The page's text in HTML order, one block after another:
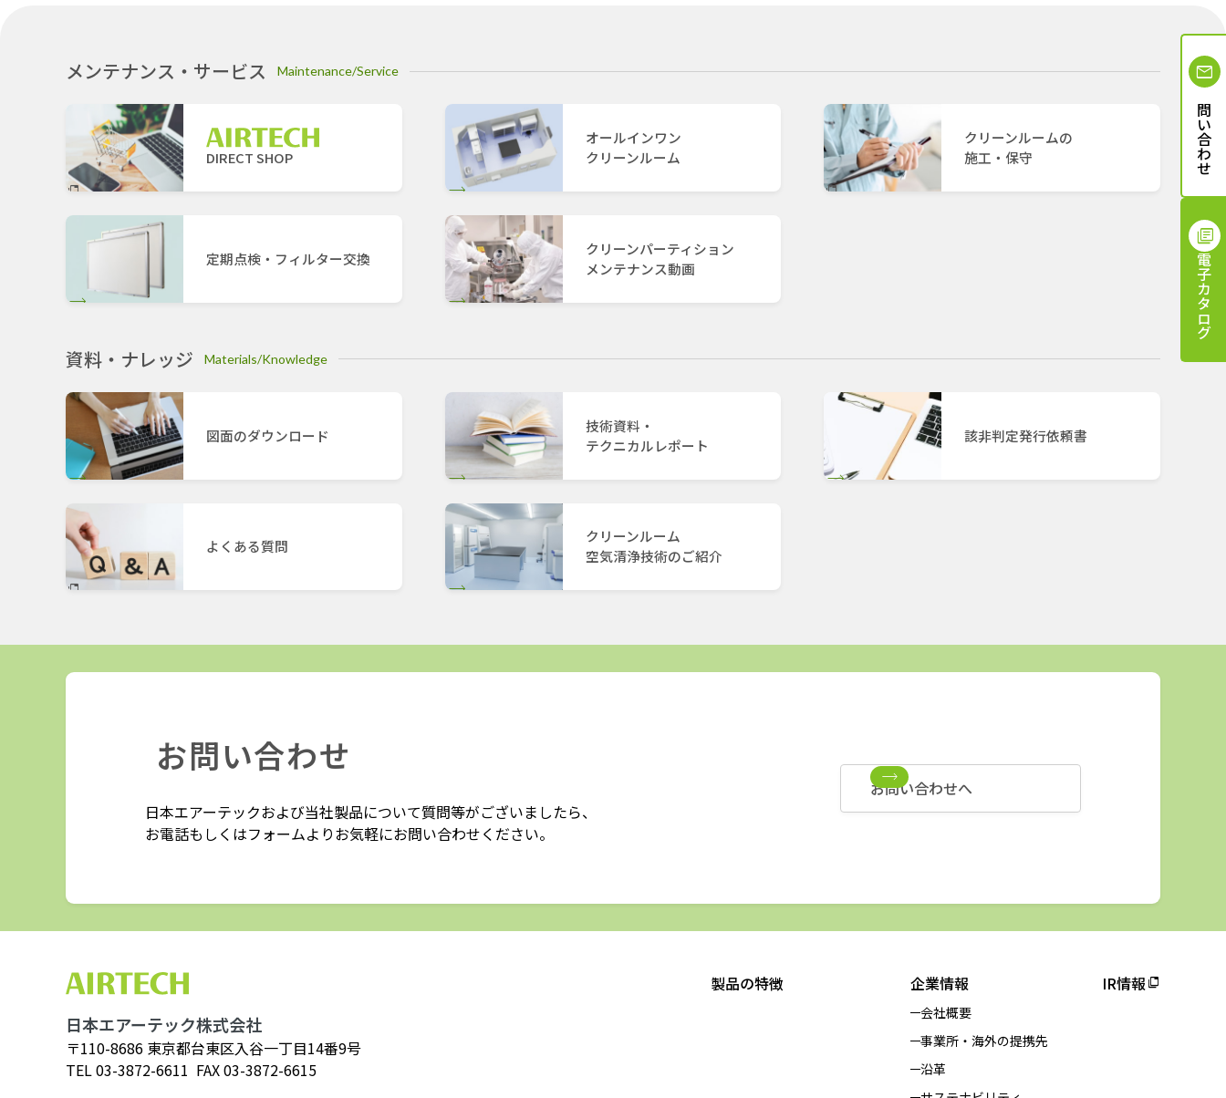
お問い合わせ
電子カタログ
メンテナンス・サービス Maintenance/Service
DIRECT SHOP
オールインワン
クリーンルーム
クリーンルームの
施工・保守
定期点検・フィルター交換
クリーンパーティション
メンテナンス動画
資料・ナレッジ Materials/Knowledge
図面のダウンロード
技術資料・
テクニカルレポート
該非判定発行依頼書
よくある質問
クリーンルーム
空気清浄技術のご紹介
お問い合わせ
日本エアーテックおよび当社製品について質問等がございましたら、
お電話もしくはフォームよりお気軽にお問い合わせください。
お問い合わせへ
日本エアーテック株式会社
〒110-8686 東京都台東区入谷一丁目14番9号
TEL03-3872-6611 FAX 03-3872-6615
製品の特徴 企業情報
会社概要
事業所・海外の提携先
沿革
IR情報